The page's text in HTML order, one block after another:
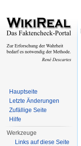
Hauptseite
Letzte Änderungen
Zufällige Seite
Hilfe
Werkzeuge
Links auf diese Seite